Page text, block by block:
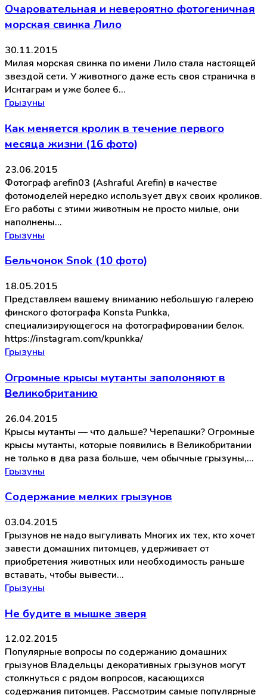
Очаровательная и невероятно фотогеничная
морская свинка Лило
30.11.2015
Милая морская свинка по имени Лило стала настоящей
звездой сети. У животного даже есть своя страничка в
Иснтаграм и уже более 6…
Грызуны
Как меняется кролик в течение первого
месяца жизни (16 фото)
23.06.2015
Фотограф arefin03 (Ashraful Arefin) в качестве
фотомоделей нередко использует двух своих кроликов.
Его работы с этими животным не просто милые, они
наполнены…
Грызуны
Бельчонок Snok (10 фото)
18.05.2015
Представляем вашему вниманию небольшую галерею
финского фотографа Konsta Punkka,
специализирующегося на фотографировании белок.
https://instagram.com/kpunkka/
Грызуны
Огромные крысы мутанты заполоняют в
Великобританию
26.04.2015
Крысы мутанты — что дальше? Черепашки? Огромные
крысы мутанты, которые появились в Великобритании
не только в два раза больше, чем обычные грызуны,…
Грызуны
Содержание мелких грызунов
03.04.2015
Грызунов не надо выгуливать Многих их тех, кто хочет
завести домашних питомцев, удерживает от
приобретения животных или необходимость раньше
вставать, чтобы вывести…
Грызуны
Не будите в мышке зверя
12.02.2015
Популярные вопросы по содержанию домашних
грызунов Владельцы декоративных грызунов могут
столкнуться с рядом вопросов, касающихся
содержания питомцев. Рассмотрим самые популярные